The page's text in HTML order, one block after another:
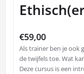
€59,00
Als trainer ben je ook
de twijfels toe. Wat
Deze cursus is een